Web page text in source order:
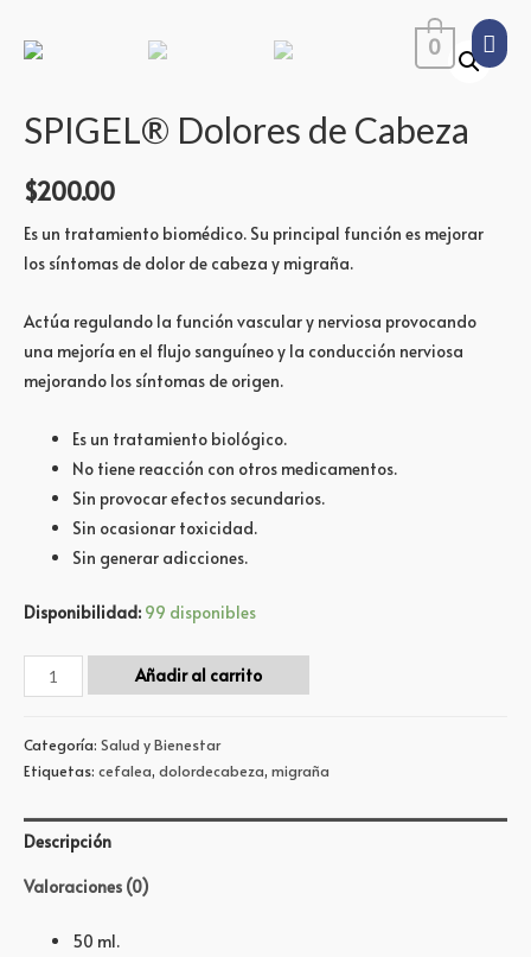
0
SPIGEL® Dolores de Cabeza
$200.00
Es un tratamiento biomédico. Su principal función es mejorar
los síntomas de dolor de cabeza y migraña.
Actúa regulando la función vascular y nerviosa provocando
una mejoría en el flujo sanguíneo y la conducción nerviosa
mejorando los síntomas de origen.
Es un tratamiento biológico.
No tiene reacción con otros medicamentos.
Sin provocar efectos secundarios.
Sin ocasionar toxicidad.
Sin generar adicciones.
Disponibilidad: 99 disponibles
Añadir al carrito
Categoría: Salud y Bienestar
Etiquetas: cefalea, dolordecabeza, migraña
Descripción
Valoraciones (0)
50 ml.